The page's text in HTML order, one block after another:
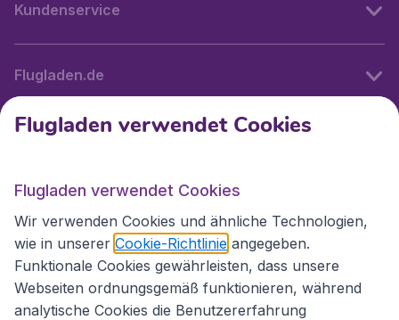
Kundenservice
Flugladen.de
Internationale Webseiten
Folgen Sie uns:
Flugladen verwendet Cookies
Flugladen verwendet Cookies
Wir verwenden Cookies und ähnliche Technologien,
wie in unserer Cookie-Richtlinie angegeben.
Funktionale Cookies gewährleisten, dass unsere
Webseiten ordnungsgemäß funktionieren, während
analytische Cookies die Benutzererfahrung